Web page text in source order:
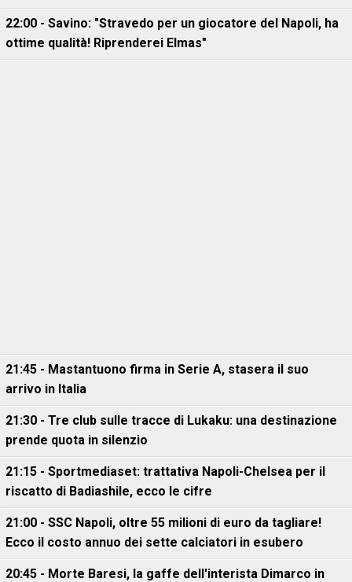
22:00 - Savino: "Stravedo per un giocatore del Napoli, ha
ottime qualità! Riprenderei Elmas"
21:45 - Mastantuono firma in Serie A, stasera il suo
arrivo in Italia
21:30 - Tre club sulle tracce di Lukaku: una destinazione
prende quota in silenzio
21:15 - Sportmediaset: trattativa Napoli-Chelsea per il
riscatto di Badiashile, ecco le cifre
21:00 - SSC Napoli, oltre 55 milioni di euro da tagliare!
Ecco il costo annuo dei sette calciatori in esubero
20:45 - Morte Baresi, la gaffe dell'interista Dimarco in